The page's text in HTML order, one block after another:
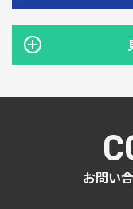
お問い